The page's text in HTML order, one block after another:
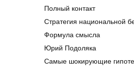
Полный контакт
Стратегия национальной
Формула смысла
Юрий Подоляка
Самые шокирующие